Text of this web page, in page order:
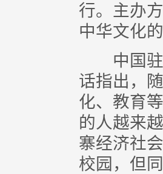
行。主办
中华文化
中国驻
话指出，
化、教育
的人越来
寨经济社
校园，但